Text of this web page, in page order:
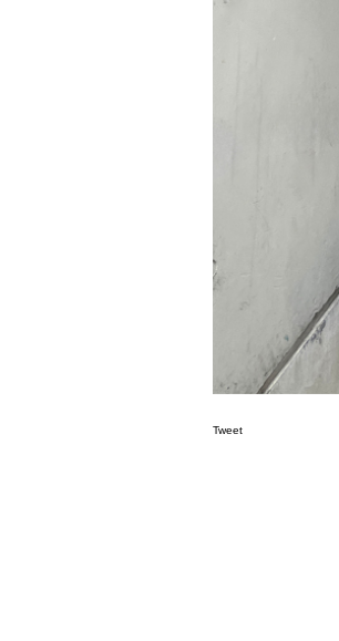
Tweet